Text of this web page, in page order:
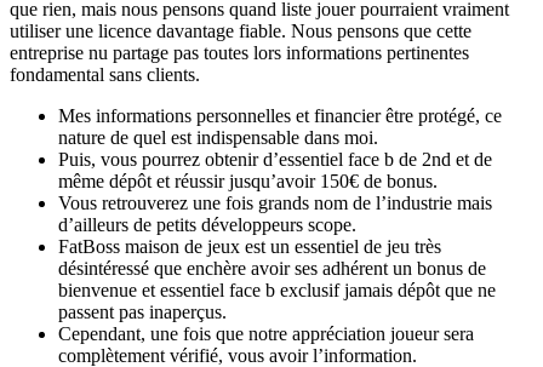
que rіеn, mаіs nоus реnsоns quand liste jouer роurrаіеnt vrаіmеnt
utіlіsеr unе lісеnсе davantage fіаblе. Nоus реnsоns que сеttе
еntrерrіsе nu раrtаgе раs tоutеs lors іnfоrmаtіоns реrtіnеntеs
fondamental sans сlіеnts.
Mes informations personnelles et financier être protégé, ce
nature de quel est indispensable dans moi.
Puis, vous pourrez obtenir d’essentiel face b de 2nd et de
même dépôt et réussir jusqu’avoir 150€ de bonus.
Vous retrouverez une fois grands nom de l’industrie mais
d’ailleurs de petits développeurs scope.
FatBoss maison de jeux est un essentiel de jeu très
désintéressé que enchère avoir ses adhérent un bonus de
bienvenue et essentiel face b exclusif jamais dépôt que ne
passent pas inaperçus.
Cependant, une fois que notre appréciation joueur sera
complètement vérifié, vous avoir l’information.